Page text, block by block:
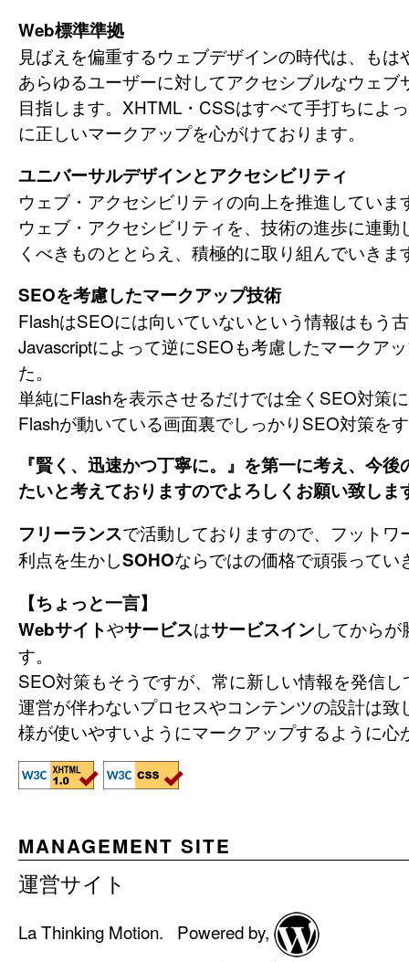
Web標準準拠
見ばえを偏重するウェブデザインの時代は、もは
あらゆるユーザーに対してアクセシブルなウェブ
目指します。XHTML・CSSはすべて手打ちによ
に正しいマークアップを心がけております。
ユニバーサルデザインとアクセシビリティ
ウェブ・アクセシビリティの向上を推進していま
ウェブ・アクセシビリティを、技術の進歩に連
くべきものととらえ、積極的に取り組んでいきま
SEOを考慮したマークアップ技術
FlashはSEOには向いていないという情報はもう
Javascriptによって逆にSEOも考慮したマークア
た。
単純にFlashを表示させるだけでは全くSEO対策
Flashが動いている画面裏でしっかりSEO対策を
『賢く、迅速かつ丁寧に。』を第一に考え、今
たいと考えておりますのでよろしくお願い致しま
フリーランスで活動しておりますので、フット
利点を生かしSOHOならではの価格で頑張ってい
【ちょっと一言】
Webサイトやサービスはサービスインしてから
す。
SEO対策もそうですが、常に新しい情報を発信
運営が伴わないプロセスやコンテンツの設計は致
様が使いやすいようにマークアップするように心
MANAGEMENT SITE
運営サイト
La Thinking Motion.
Powered by,